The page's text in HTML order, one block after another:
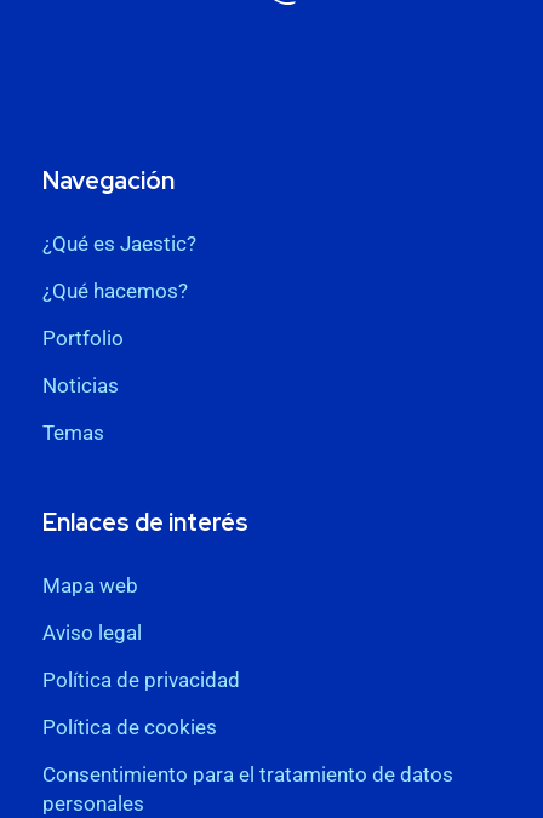
Navegación
¿Qué es Jaestic?
¿Qué hacemos?
Portfolio
Noticias
Temas
Enlaces de interés
Mapa web
Aviso legal
Política de privacidad
Política de cookies
Consentimiento para el tratamiento de datos
personales